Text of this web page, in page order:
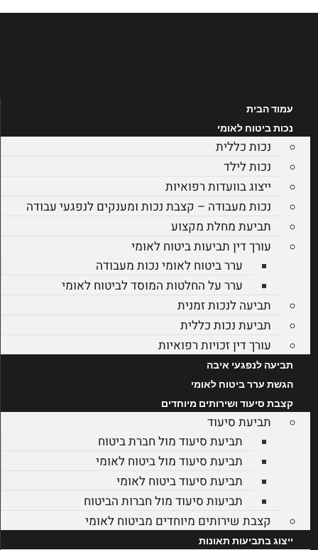
עמוד הבית
נכות ביטוח לאומי
נכות כללית
נכות לילד
ייצוג בוועדות רפואיות
נכות מעבודה – קצבת נכות ומענקים לנפגעי עבודה
תביעת מחלת מקצוע
עורך דין תביעות ביטוח לאומי
ערר ביטוח לאומי נכות מעבודה
ערר על החלטות המוסד לביטוח לאומי
תביעה לנכות זמנית
תביעת נכות כללית
עורך דין זכויות רפואיות
תביעה לנפגעי איבה
הגשת ערר ביטוח לאומי
קצבת סיעוד ושירותים מיוחדים
תביעת סיעוד
תביעת סיעוד מול חברת ביטוח
תביעת סיעוד מול ביטוח לאומי
תביעת סיעוד ביטוח לאומי
תביעות סיעוד מול חברות הביטוח
קצבת שירותים מיוחדים מביטוח לאומי
ייצוג בתביעות תאונות